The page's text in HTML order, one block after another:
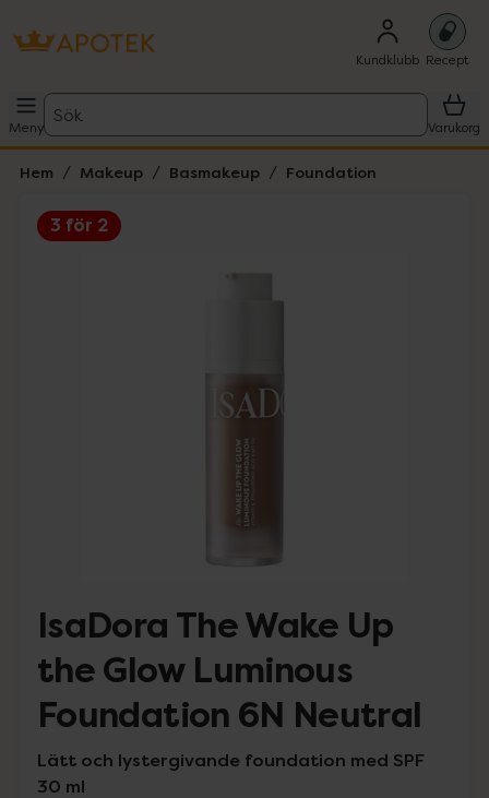
Kundklubb Recept
Meny
Sök
Varukorg
Hem Makeup Basmakeup Foundation
3 för 2
IsaDora The Wake Up
the Glow Luminous
Foundation 6N Neutral
Lätt och lystergivande foundation med SPF
30 ml